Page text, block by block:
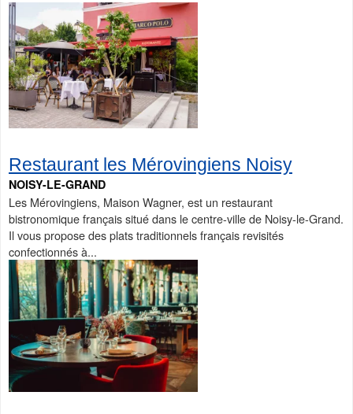
Restaurant les Mérovingiens Noisy
NOISY-LE-GRAND
Les Mérovingiens, Maison Wagner, est un restaurant
bistronomique français situé dans le centre-ville de Noisy-le-Grand.
Il vous propose des plats traditionnels français revisités
confectionnés à...